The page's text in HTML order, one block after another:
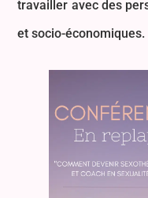
travailler avec des
et socio-économiques.